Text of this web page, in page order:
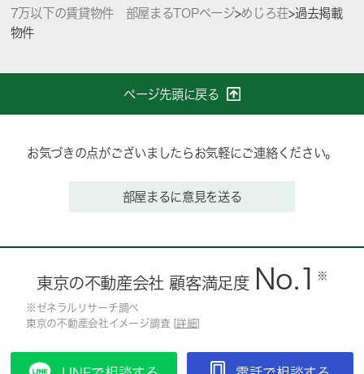
7万以下の賃貸物件 部屋まるTOPページ>めじろ荘>過去掲載
物件
ページ先頭に戻る
お気づきの点がございましたらお気軽にご連絡ください。
部屋まるに意見を送る
東京の不動産会社 顧客満足度 No.1 ※
※ゼネラルリサーチ調べ
東京の不動産会社イメージ調査 [ 詳細